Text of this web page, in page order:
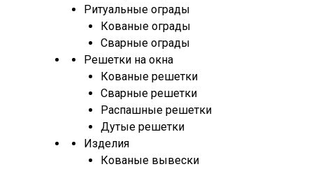
Ритуальные ограды
Кованые ограды
Сварные ограды
Решетки на окна
Кованые решетки
Сварные решетки
Распашные решетки
Дутые решетки
Изделия
Кованые вывески